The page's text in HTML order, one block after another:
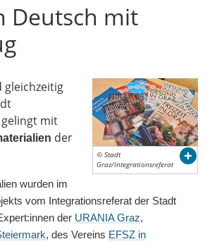
Deutsch mit
© Stadt
Graz/Integrationsreferat
gleichzeitig
mit
der
wurden im
vom Integrationsreferat der Stadt
der URANIA Graz,
, des Vereins EFSZ in